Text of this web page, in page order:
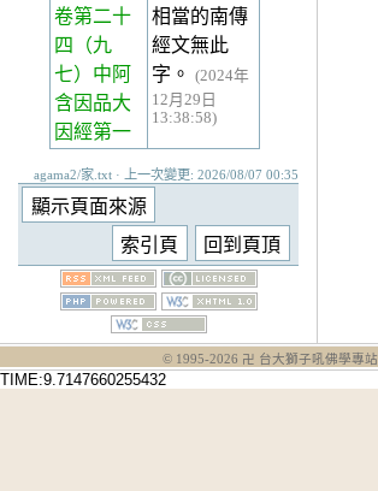
卷第二十
四
（九
七）中阿
含因品大
因經第一
相當的南傳
經文無此
字。
(2024年
12月29日
13:38:58)
agama2/家.txt · 上一次變更: 2026/08/07 00:35
© 1995-2026 卍 台大獅子吼佛學專站
TIME:9.7147660255432